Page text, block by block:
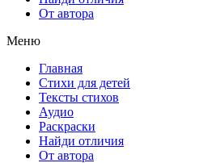
От автора
Меню
Главная
Стихи для детей
Тексты стихов
Аудио
Раскраски
Найди отличия
От автора